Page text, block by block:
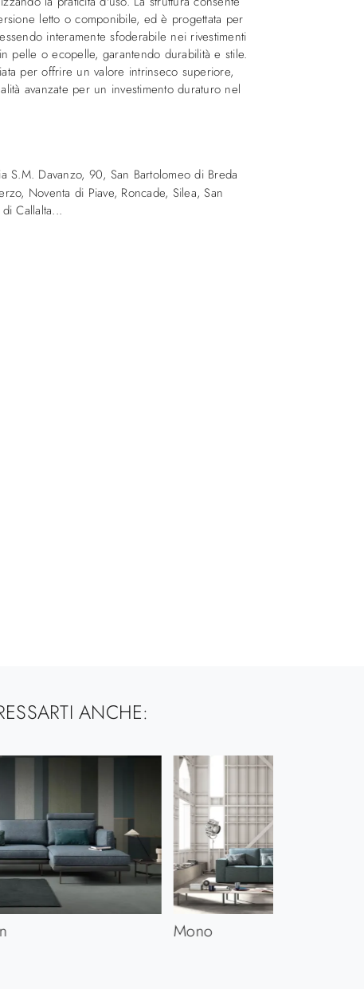
letto o componibile, ed è progettata per
interamente sfoderabile nei rivestimenti
pelle o ecopelle, garantendo durabilità e stile.
per offrire un valore intrinseco superiore,
avanzate per un investimento duraturo nel
S.M. Davanzo, 90, San Bartolomeo di Breda
Noventa di Piave, Roncade, Silea, San
Callalta...
ANCHE:
Mono